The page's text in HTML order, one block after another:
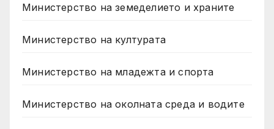
Министерство на земеделието и храните
Министерство на културата
Министерство на младежта и спорта
Министерство на околната среда и водите